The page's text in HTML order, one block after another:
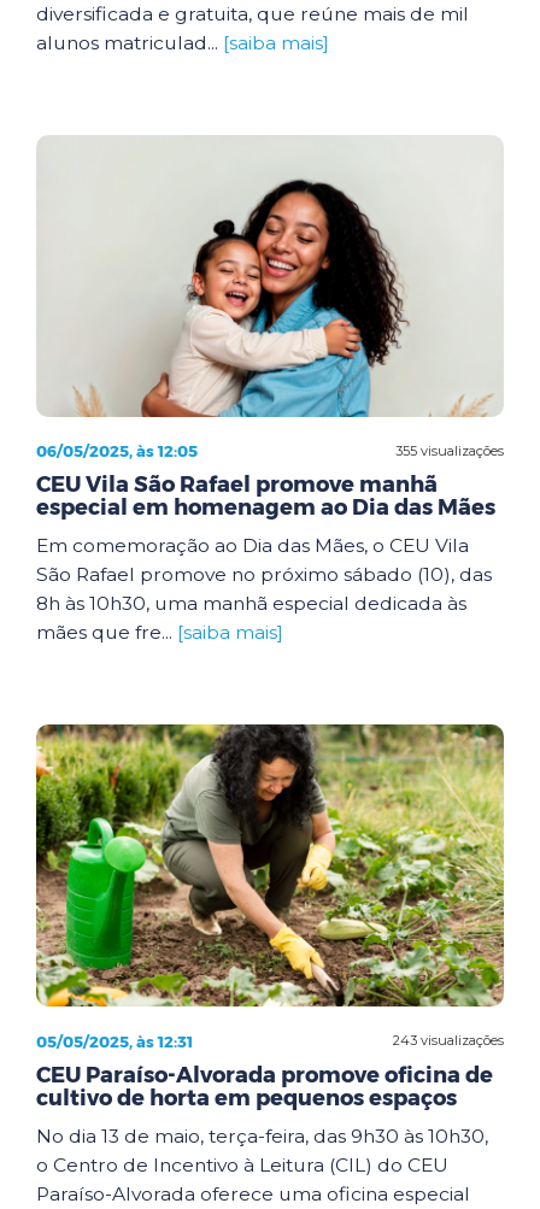
diversificada e gratuita, que reúne mais de mil
alunos matriculad... [saiba mais]
355 visualizações
06/05/2025, às 12:05
CEU Vila São Rafael promove manhã
especial em homenagem ao Dia das Mães
Em comemoração ao Dia das Mães, o CEU Vila
São Rafael promove no próximo sábado (10), das
8h às 10h30, uma manhã especial dedicada às
mães que fre... [saiba mais]
243 visualizações
05/05/2025, às 12:31
CEU Paraíso-Alvorada promove oficina de
cultivo de horta em pequenos espaços
No dia 13 de maio, terça-feira, das 9h30 às 10h30,
o Centro de Incentivo à Leitura (CIL) do CEU
Paraíso-Alvorada oferece uma oficina especial